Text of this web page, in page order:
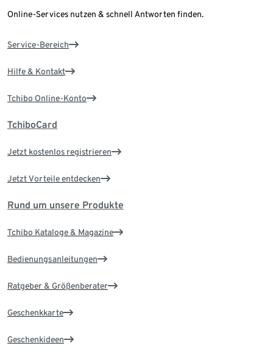
Online-Services nutzen & schnell Antworten finden.
Service-Bereich
Hilfe & Kontakt
Tchibo Online-Konto
TchiboCard
Jetzt kostenlos registrieren
Jetzt Vorteile entdecken
Rund um unsere Produkte
Tchibo Kataloge & Magazine
Bedienungsanleitungen
Ratgeber & Größenberater
Geschenkkarte
Geschenkideen